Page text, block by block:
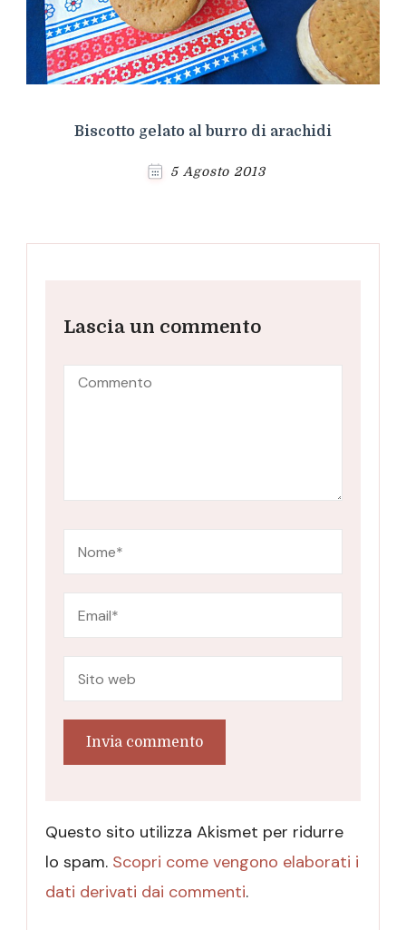
Biscotto gelato al burro di arachidi
5 Agosto 2013
Lascia un commento
Questo sito utilizza Akismet per ridurre
lo spam. Scopri come vengono elaborati i
dati derivati dai commenti.